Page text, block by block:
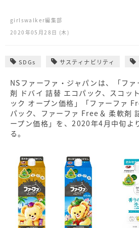
girlswalker編集部
2020年05月28日 (木)
SDGs サスティナビリティ
NSファーファ・ジャパンは、「フ
剤 ドバイ 詰替 エコパック、スコッ
ック オープン価格」「ファーファ
パック、ファーファ Free＆ 柔軟剤
ープン価格」を、2020年4月中旬よ
る。